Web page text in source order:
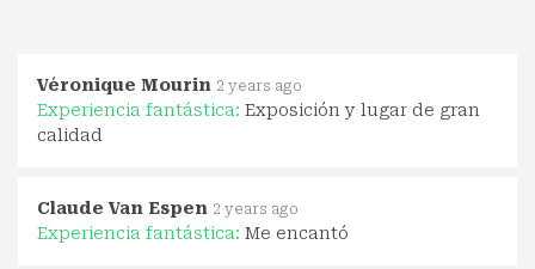
Véronique Mourin 2 years ago
Experiencia fantástica: Exposición y lugar de gran
calidad
Claude Van Espen 2 years ago
Experiencia fantástica: Me encantó